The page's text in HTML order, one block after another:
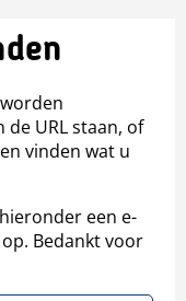
URL staan, of
vinden wat u
een e-
Bedankt voor